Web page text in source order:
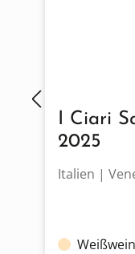
I Ciari
2025
Italien |